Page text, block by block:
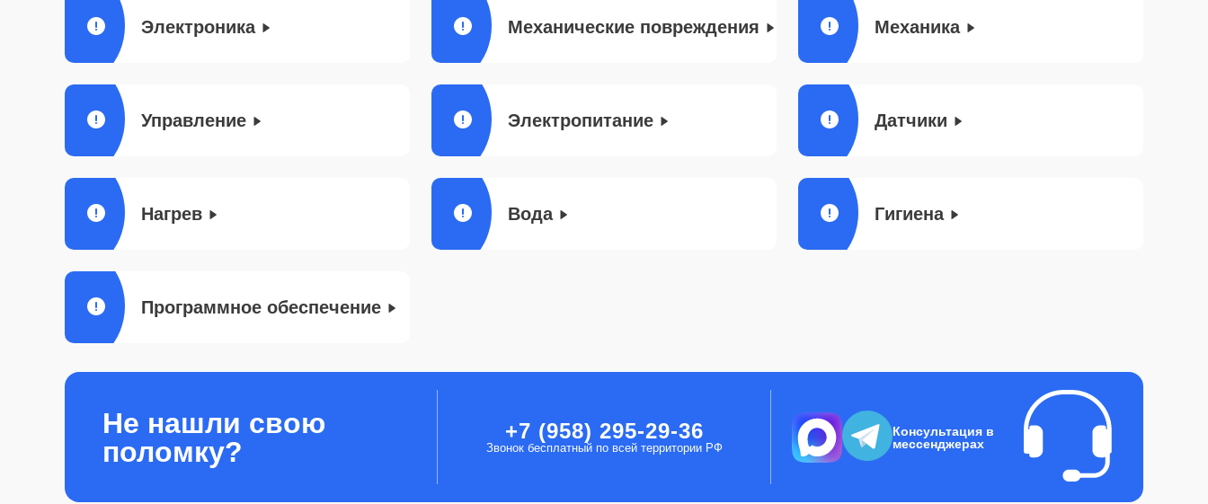
Электроника Механические повреждения Механика
Управление Электропитание Датчики
Нагрев Вода Гигиена
Программное обеспечение
Не нашли свою
поломку?
+7 (958) 295-29-36
Звонок бесплатный по всей территории РФ
Консультация в
мессенджерах